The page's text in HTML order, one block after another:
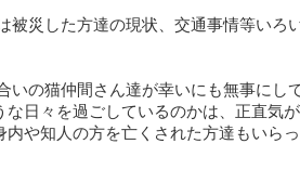
被災した方達の現状、交通事情等いろ
いの猫仲間さん達が幸いにも無事にし
日々を過ごしているのかは、正直気
内や知人の方を亡くされた方達もいら